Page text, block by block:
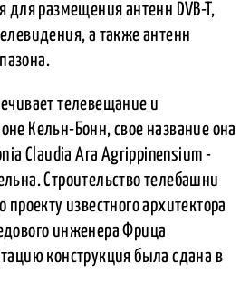
для размещения антенн DVB-T,
а также антенн
телевещание и
Кельн-Бонн, свое название она
Claudia Ara Agrippinensium -
Строительство телебашни
известного архитектора
инженера Фрица
конструкция была сдана в